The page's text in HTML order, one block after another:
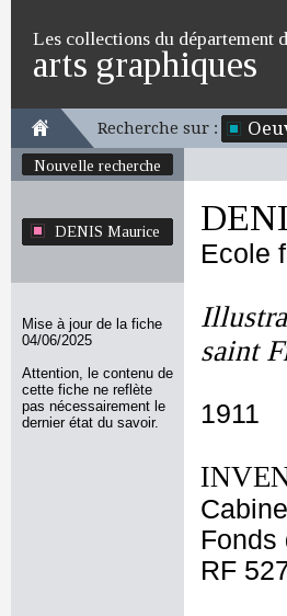
Les collections du département
arts graphiques
Recherche sur :
Nouvelle recherche
DENIS Maurice
Mise à jour de la fiche
04/06/2025
Attention, le contenu de
cette fiche ne reflète
pas nécessairement le
dernier état du savoir.
Ecole
saint
1911
Fonds
RF